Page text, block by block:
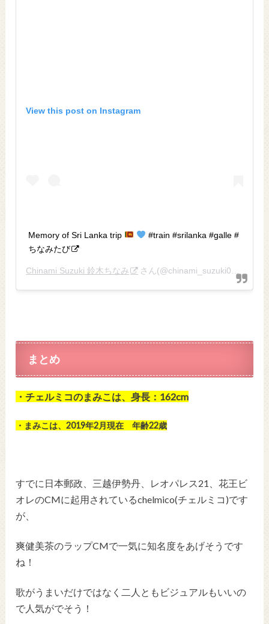
View this post on Instagram
Memory of Sri Lanka trip
#train #srilanka #galle #
ちなみたび
Chinami Suzuki 鈴木ちなみ さん(@chinami_suzuki0926)がシェアした投稿 –
まとめ
・チェルミコのまみこは、身長：162cm
・まみこは、2019年2月現在 年齢22歳
すでに日本郵政、三越伊勢丹、レオパレス21、花王ビ
オレのCMに起用されているchelmico(チェルミコ)です
が、
爽健美茶のラップCMで一気に知名度をあげそうです
ね！
歌がうまいだけではなく二人ともビジュアルもいいの
で人気がでそう！